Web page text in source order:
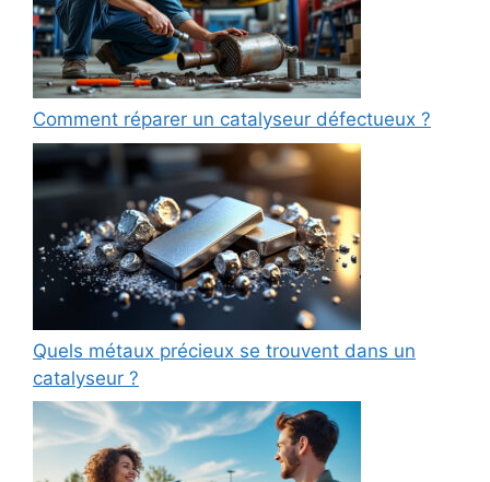
Comment réparer un catalyseur défectueux ?
Quels métaux précieux se trouvent dans un
catalyseur ?